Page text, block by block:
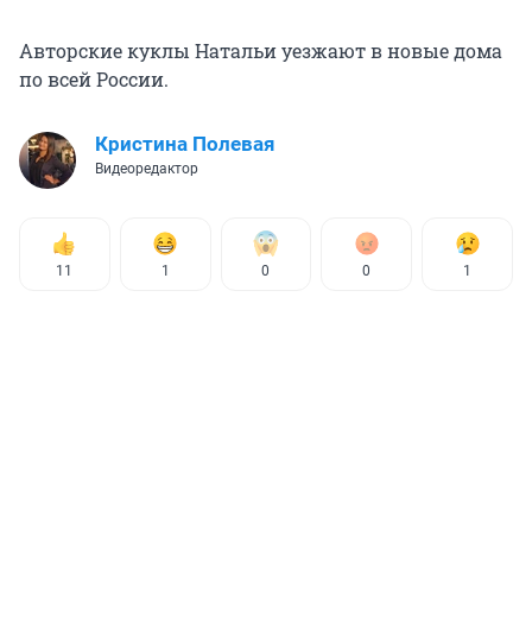
Авторские куклы Натальи уезжают в новые дома
по всей России.
Кристина Полевая
Видеоредактор
11 1 0 0 1